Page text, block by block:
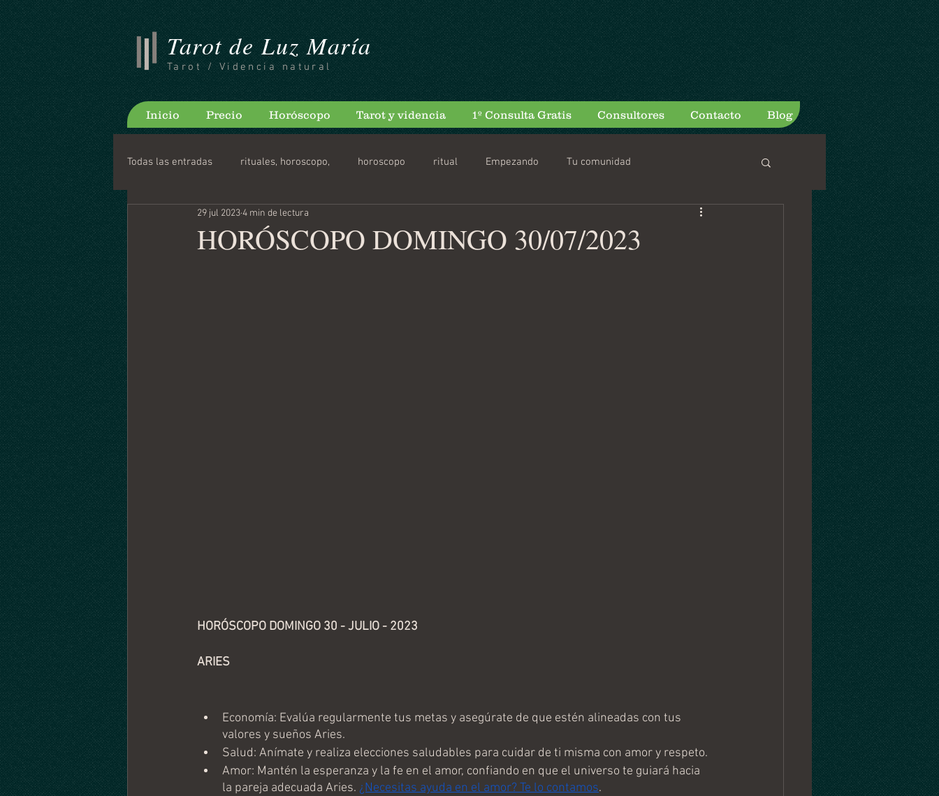
Tarot de Luz María
Tarot / Videncia natural
Inicio Precio Horóscopo Tarot y videncia 1º Consulta Gratis Consultores Contacto Blog
Todas las entradas rituales, horoscopo, horoscopo ritual Empezando Tu comunidad
Consejos para bloguear Horoscopo Diario
HORÓSCOPO DOMINGO 30/07/2023
29 jul 20234 min de lectura
HORÓSCOPO DOMINGO 30 - JULIO - 2023
ARIES
Economía: Evalúa regularmente tus metas y asegúrate de que estén alineadas con tus
valores y sueños Aries.
Salud: Anímate y realiza elecciones saludables para cuidar de ti misma con amor y respeto.
Amor: Mantén la esperanza y la fe en el amor, confiando en que el universo te guiará hacia
la pareja adecuada Aries. ¿Necesitas ayuda en el amor? Te lo contamos